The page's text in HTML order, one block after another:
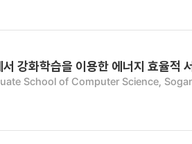
강화학습을 이용한 에너지 효율적
School of Computer Science,